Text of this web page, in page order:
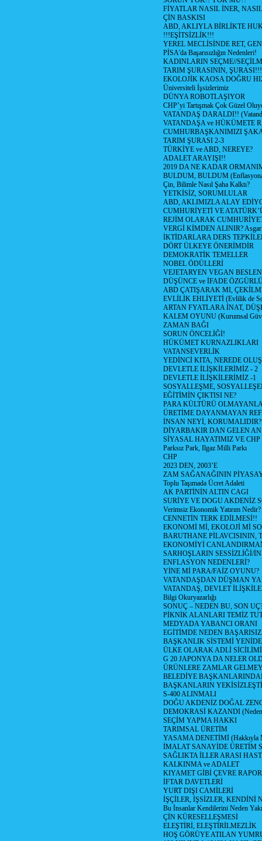
FİYATLAR NASIL İNER,
ÇİN BASKISI
ABD, AKLIYLA BİRLİKTE
!!!EŞİTSİZLİK!!!
YEREL MECLİSİNDE RET,
PİSA'da Başarısızlığın Nedenleri!
KADINLARIN SEÇME//
TARIM ŞURASININ, ŞURASI!!!
EKOLOJİK KAOSA DOĞRU
Üniversiteli İşsizlerimiz
DÜNYA ROBOTLAŞIYOR
CHP’yi Tartışmak Çok Güzel
VATANDAŞ DARALDI!!
VATANDAŞA ve HÜKÜMETE
CUMHURBAŞKANIMIZI
TARIM ŞURASI 2-3
TÜRKİYE ve ABD, NEREYE?
ADALET ARAYIŞI!!
2019 DA NE KADAR
BULDUM, BULDUM
Çin, Bilimle Nasıl Şaha Kalktı?
YETKİSİZ, SORUMLULAR
ABD, AKLIMIZLA ALAY
CUMHURİYETİ VE
REJİM OLARAK
VERGİ KİMDEN ALINIR?
İKTİDARLARA DERS
DÖRT ÜLKEYE ÖNERİMDİR
DEMOKRATİK TEMELLER
NOBEL ÖDÜLLERİ
VEJETARYEN VEGAN
DÜŞÜNCE ve İFADE
ABD ÇATIŞARAK MI,
EVLİLİK EHLİYETİ (Evlilik de
ARTAN FYATLARA İNAT,
KALEM OYUNU (Kurumsal
ZAMAN BAĞI
SORUN ÖNCELİĞİ!
HÜKÜMET KURNAZLIKLARI
VATANSEVERLİK
YEDİNCİ KITA, NEREDE
DEVLETLE İLİŞKİLERİMİZ - 2
DEVLETLE İLİŞKİLERİMİZ -1
SOSYALLEŞME,
EĞİTİMİN ÇIKTISI NE?
PARA KÜLTÜRÜ
ÜRETİME DAYANMAYAN
İNSAN NEYİ, KORUMALIDIR?
DİYARBAKIR DAN GELEN
SİYASAL HAYATIMIZ VE CHP
Parksız Park, Ilgaz Milli Parkı
CHP
2023 DEN, 2003’E
ZAM SAĞANAĞININ
Toplu Taşımada Ücret Adaleti
AK PARTİNİN ALTIN CAGI
SURİYE VE DOGU AKDENİZ
Verimsiz Ekonomik Yatırım Nedir?
CENNETİN TERK EDİLMESİ!!
EKONOMİ Mİ, EKOLOJİ Mİ
BARUTHANE PİLAVCISININ,
EKONOMİYİ
SARHOŞLARIN SESSİZLİĞİ/
ENFLASYON NEDENLERİ?
YİNE Mİ PARA/FAİZ OYUNU?
VATANDAŞDAN DÜŞMAN
VATANDAŞ, DEVLET
Bilgi Okuryazarlığı
SONUÇ – NEDEN BU, SON
PİKNİK ALANLARI TEMİZ
MEDYADA YABANCI ORANI
EGİTİMDE NEDEN
BAŞKANLIK SİSTEMİ
ÜLKE OLARAK ADLİ
G 20 JAPONYA DA NELER
ÜRÜNLERE ZAMLAR
BELEDİYE
BAŞKANLARIN
S-400 ALINMALI
DOĞU AKDENİZ DOĞAL
DEMOKRASİ KAZANDI (Neden
SEÇİM YAPMA HAKKI
TARIMSAL ÜRETİM
YASAMA DENETİMİ (Hakkıyla
İMALAT SANAYİDE ÜRETİM
SAĞLIKTA İLLER ARASI
KALKINMA ve ADALET
KIYAMET GİBİ ÇEVRE
İFTAR DAVETLERİ
YURT DIŞI CAMİLERİ
İŞÇİLER, İŞSİZLER, KENDİNİ
Bu İnsanlar Kendilerini Neden
ÇİN KÜRESELLEŞMESİ
ELEŞTİRİ, ELEŞTİRİLMEZLİK
HOŞ GÖRÜYE ATILAN